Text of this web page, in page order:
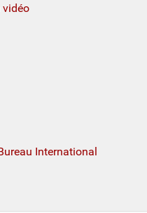
vidéo
International